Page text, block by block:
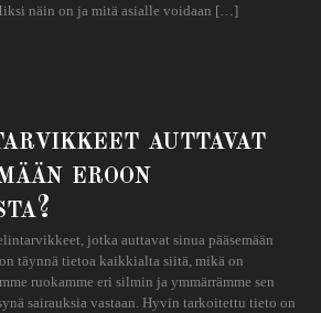
näin on ja mitä asialle voidaan […]
auttavat
eroon
jotka auttavat sinua pääsemään
täynnä tietoa kaikkialta siitä, mikä on
ruokamme eri silmin ja ymmärrämme sen
sairauksia vastaan. Hyvin tarkoitettu tieto on